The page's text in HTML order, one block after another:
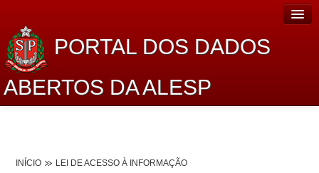
PORTAL DOS DADOS
ABERTOS DA ALESP
INÍCIO LEI DE ACESSO À INFORMAÇÃO